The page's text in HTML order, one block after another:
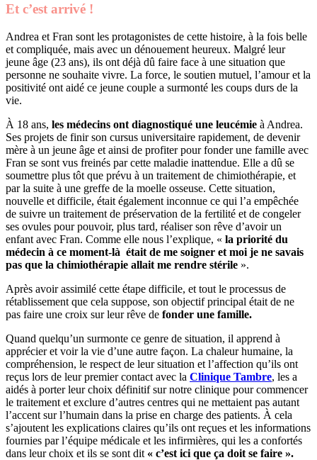
Et c’est arrivé !
Andrea et Fran sont les protagonistes de cette histoire, à la fois belle
et compliquée, mais avec un dénouement heureux. Malgré leur
jeune âge (23 ans), ils ont déjà dû faire face à une situation que
personne ne souhaite vivre. La force, le soutien mutuel, l’amour et la
positivité ont aidé ce jeune couple a surmonté les coups durs de la
vie.
À 18 ans, les médecins ont diagnostiqué une leucémie à Andrea.
Ses projets de finir son cursus universitaire rapidement, de devenir
mère à un jeune âge et ainsi de profiter pour fonder une famille avec
Fran se sont vus freinés par cette maladie inattendue. Elle a dû se
soumettre plus tôt que prévu à un traitement de chimiothérapie, et
par la suite à une greffe de la moelle osseuse. Cette situation,
nouvelle et difficile, était également inconnue ce qui l’a empêchée
de suivre un traitement de préservation de la fertilité et de congeler
ses ovules pour pouvoir, plus tard, réaliser son rêve d’avoir un
enfant avec Fran. Comme elle nous l’explique, « la priorité du
médecin à ce moment-là était de me soigner et moi je ne savais
pas que la chimiothérapie allait me rendre stérile ».
Après avoir assimilé cette étape difficile, et tout le processus de
rétablissement que cela suppose, son objectif principal était de ne
pas faire une croix sur leur rêve de fonder une famille.
Quand quelqu’un surmonte ce genre de situation, il apprend à
apprécier et voir la vie d’une autre façon. La chaleur humaine, la
compréhension, le respect de leur situation et l’affection qu’ils ont
reçus lors de leur premier contact avec la Clinique Tambre, les a
aidés à porter leur choix définitif sur notre clinique pour commencer
le traitement et exclure d’autres centres qui ne mettaient pas autant
l’accent sur l’humain dans la prise en charge des patients. À cela
s’ajoutent les explications claires qu’ils ont reçues et les informations
fournies par l’équipe médicale et les infirmières, qui les a confortés
dans leur choix et ils se sont dit « c’est ici que ça doit se faire ».